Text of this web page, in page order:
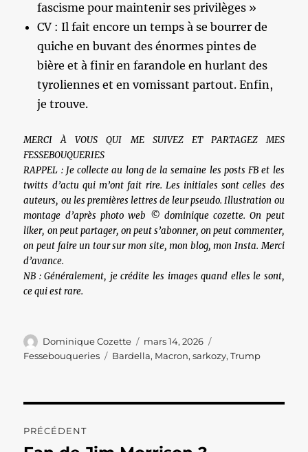
fascisme pour maintenir ses privilèges »
CV : Il fait encore un temps à se bourrer de
quiche en buvant des énormes pintes de
bière et à finir en farandole en hurlant des
tyroliennes et en vomissant partout. Enfin,
je trouve.
MERCI À VOUS QUI ME SUIVEZ ET PARTAGEZ MES
FESSEBOUQUERIES
RAPPEL : Je collecte au long de la semaine les posts FB et les
twitts d’actu qui m’ont fait rire. Les initiales sont celles des
auteurs, ou les premières lettres de leur pseudo. Illustration ou
montage d’après photo web © dominique cozette. On peut
liker, on peut partager, on peut s’abonner, on peut commenter,
on peut faire un tour sur mon site, mon blog, mon Insta. Merci
d’avance.
NB : Généralement, je crédite les images quand elles le sont,
ce qui est rare.
Auteur
Dominique Cozette
Publié
le
mars 14, 2026
Fessebouqueries
Étiquettes
Bardella, Macron,sarkozy,Trump
de
PRÉCÉDENT